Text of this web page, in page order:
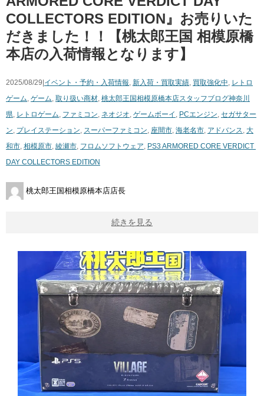
COLLECTORS ​EDITION』お売りいた
だきました！！【桃太郎王国 相模原橋
本店の入荷情報となります】
2025/08/29| イベント・予約・入荷情報, 新入荷・買取実績, 買取強化中, レトロ
ゲーム, ゲーム, 取り扱い商材, 桃太郎王国相模原橋本店スタッフブログ神奈川
県, レトロゲーム, ファミコン, ネオジオ, ゲームボーイ , PCエンジン, セガサター
ン, プレイステーション, スーパーファミコン, 座間市, 海老名市, アドバンス, 大
和市, 相模原市, 綾瀬市, フロムソフトウェア, PS3 ​ARMORED ​CORE ​VERDICT ​
DAY ​COLLECTORS ​EDITION
桃太郎王国相模原橋本店店長
続きを見る